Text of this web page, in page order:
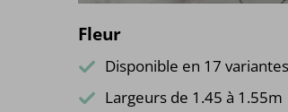
Fleur
Disponible en 17 variantes
Largeurs de 1.45 à 1.55m